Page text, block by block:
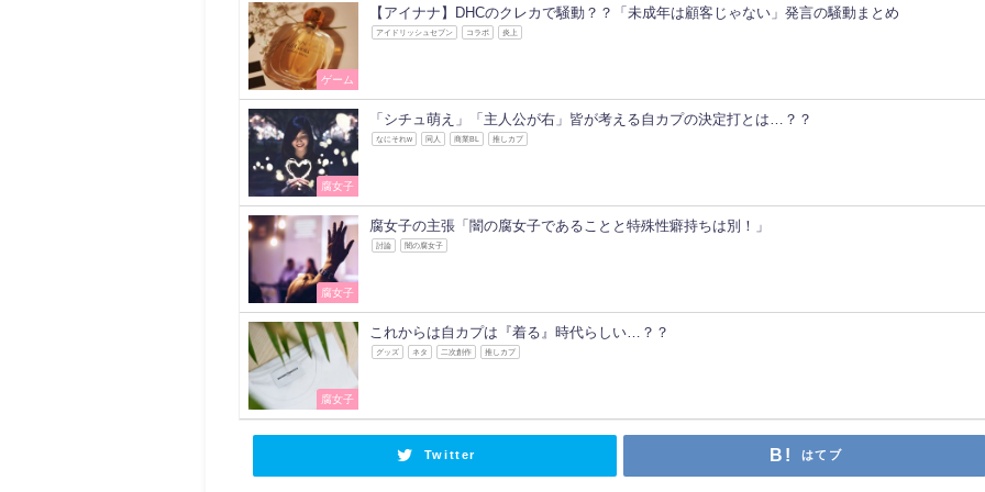
ゲーム
【アイナナ】DHCのクレカで騒動？？「未成年は顧客じゃない」発言の騒動まとめ
アイドリッシュセブン コラボ 炎上
腐女子
「シチュ萌え」「主人公が右」皆が考える自カプの決定打とは…？？
なにそれw 同人 商業BL 推しカプ
腐女子
腐女子の主張「闇の腐女子であることと特殊性癖持ちは別！」
討論 闇の腐女子
腐女子
これからは自カプは『着る』時代らしい…？？
グッズ ネタ 二次創作 推しカプ
Twitter はてブ